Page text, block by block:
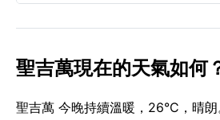
聖吉萬現在的天氣如何
聖吉萬 今晚持續溫暖，26°C，晴